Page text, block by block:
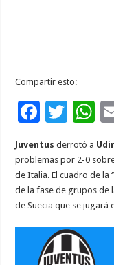
Compartir esto:
F
ac
e
b
o
o
k
T
wi
tt
er
W
h
p
p
Juventus derrotó a
problemas por 2-0
de Italia. El cuadro de la
de la fase de grupos de
de Suecia que se jugará